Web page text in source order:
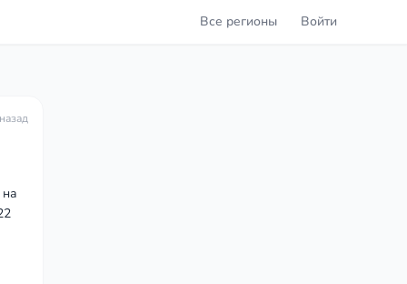
Все регионы Войти